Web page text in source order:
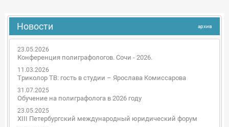
Новости архив
23.05.2026
Конференция полиграфологов. Сочи - 2026.
11.03.2026
Триколор ТВ: гость в студии – Ярослава Комиссарова
31.07.2025
Обучение на полиграфолога в 2026 году
23.05.2025
XIII Петербургский международный юридический форум